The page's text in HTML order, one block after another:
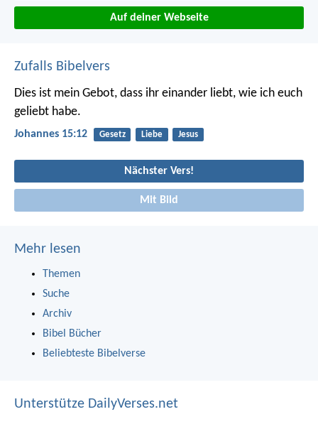
Auf deiner Webseite
Zufalls Bibelvers
Dies ist mein Gebot, dass ihr einander liebt, wie ich euch
geliebt habe.
Johannes 15:12 Gesetz Liebe Jesus
Nächster Vers!
Mit Bild
Mehr lesen
Themen
Suche
Archiv
Bibel Bücher
Beliebteste Bibelverse
Unterstütze DailyVerses.net